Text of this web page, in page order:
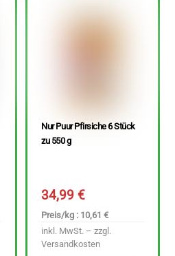
Nur Puur Pfirsiche 6 Stück
zu 550 g
34,99€
Preis/kg : 10,61 €
inkl. MwSt. – zzgl.
Versandkosten